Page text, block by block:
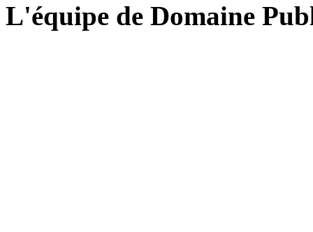
L'équipe de Domaine